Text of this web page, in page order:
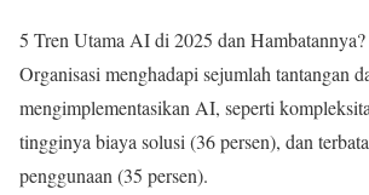
5 Tren Utama AI di 2025 dan Hambatannya?
Organisasi menghadapi sejumlah tantangan
mengimplementasikan AI, seperti
tingginya biaya solusi (36 persen), dan
penggunaan (35 persen).